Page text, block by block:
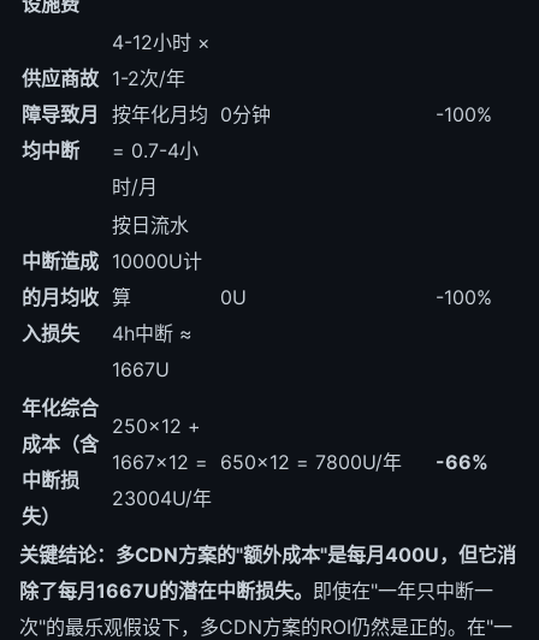
供应商故
障导致月
均中断
4-12小时 ×
1-2次/年
按年化月均
= 0.7-4小
时/月
0分钟 -100%
中断造成
的月均收
入损失
按日流水
10000U计
算
4h中断 ≈
1667U
0U -100%
年化综合
成本（含
中断损
失）
250×12 +
1667×12 =
23004U/年
650×12 = 7800U/年 -66%
关键结论：多CDN方案的"额外成本"是每月400U，但它消
除了每月1667U的潜在中断损失。 即使在"一年只中断一
次"的最乐观假设下，多CDN方案的ROI仍然是正的。在"一